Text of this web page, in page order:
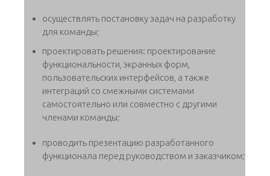
осуществлять постановку задач на разработку
для команды;
проектировать решения: проектирование
функциональности, экранных форм,
пользовательских интерфейсов, а также
интеграций со смежными системами
самостоятельно или совместно с другими
членами команды;
проводить презентацию разработанного
функционала перед руководством и заказчиком;